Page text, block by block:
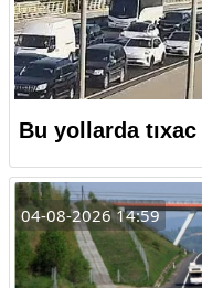
Bu yollarda tıxac
04-08-2026 14:59